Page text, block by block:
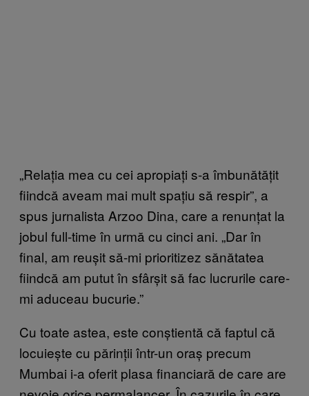
„Relația mea cu cei apropiați s-a îmbunătățit
fiindcă aveam mai mult spațiu să respir”, a
spus jurnalista Arzoo Dina, care a renunțat la
jobul full-time în urmă cu cinci ani. „Dar în
final, am reușit să-mi prioritizez sănătatea
fiindcă am putut în sfârșit să fac lucrurile care-
mi aduceau bucurie.”
Cu toate astea, este conștientă că faptul că
locuiește cu părinții într-un oraș precum
Mumbai i-a oferit plasa financiară de care are